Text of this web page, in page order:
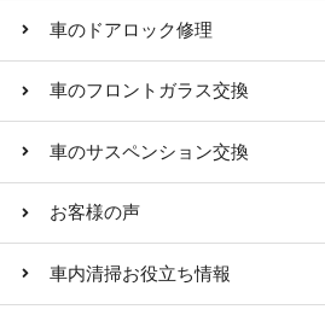
車のドアロック修理
車のフロントガラス交換
車のサスペンション交換
お客様の声
車内清掃お役立ち情報